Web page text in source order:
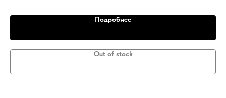
Подробнее
Out of stock